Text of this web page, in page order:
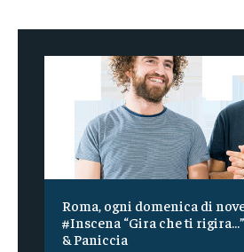
Roma, ogni domenica di
#Inscena “Gira che ti
& Paniccia